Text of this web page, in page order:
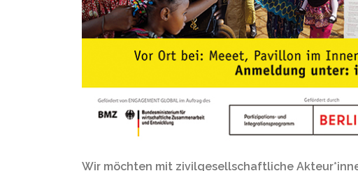
Wir möchten mit zivilgesellschaftliche